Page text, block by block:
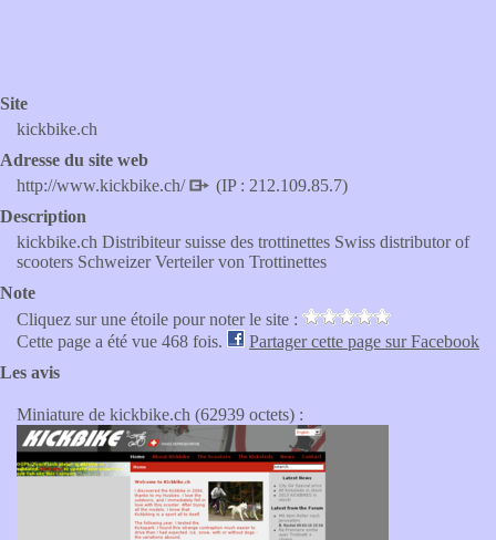
Site
kickbike.ch
Adresse du site web
http://www.kickbike.ch/
(IP : 212.109.85.7)
Description
kickbike.ch Distribiteur suisse des trottinettes Swiss distributor of
scooters Schweizer Verteiler von Trottinettes
Note
Cliquez sur une étoile pour noter le site :
Cette page a été vue 468 fois.
Partager cette page sur Facebook
Les avis
Miniature de kickbike.ch (62939 octets) :